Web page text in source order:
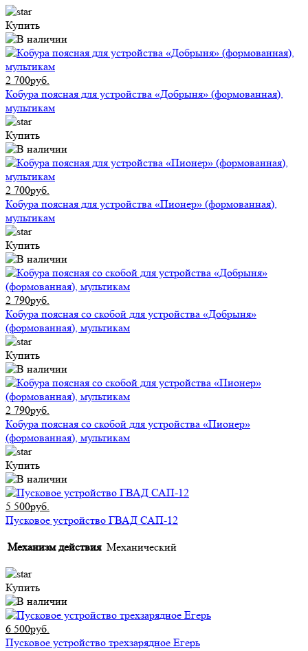
Купить
2 700руб.
Кобура поясная для устройства «Добрыня» (формованная),
мультикам
Купить
2 700руб.
Кобура поясная для устройства «Пионер» (формованная),
мультикам
Купить
2 790руб.
Кобура поясная со скобой для устройства «Добрыня»
(формованная), мультикам
Купить
2 790руб.
Кобура поясная со скобой для устройства «Пионер»
(формованная), мультикам
Купить
5 500руб.
Пусковое устройство ГВАД САП-12
Механизм действия Механический
Купить
6 500руб.
Пусковое устройство трехзарядное Егерь